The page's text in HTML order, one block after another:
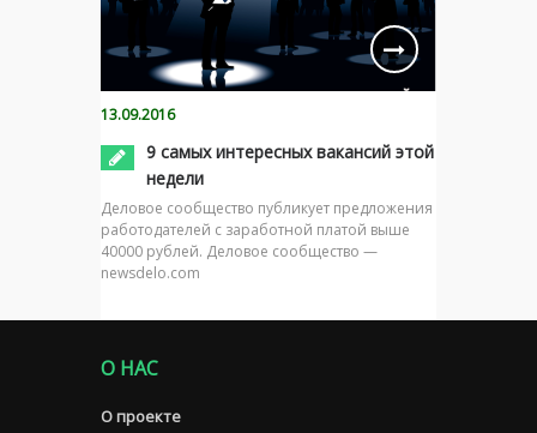
13.09.2016
9 самых интересных вакансий этой
недели
Деловое сообщество публикует предложения
работодателей с заработной платой выше
40000 рублей. Деловое сообщество —
newsdelo.com
О НАС
О проекте